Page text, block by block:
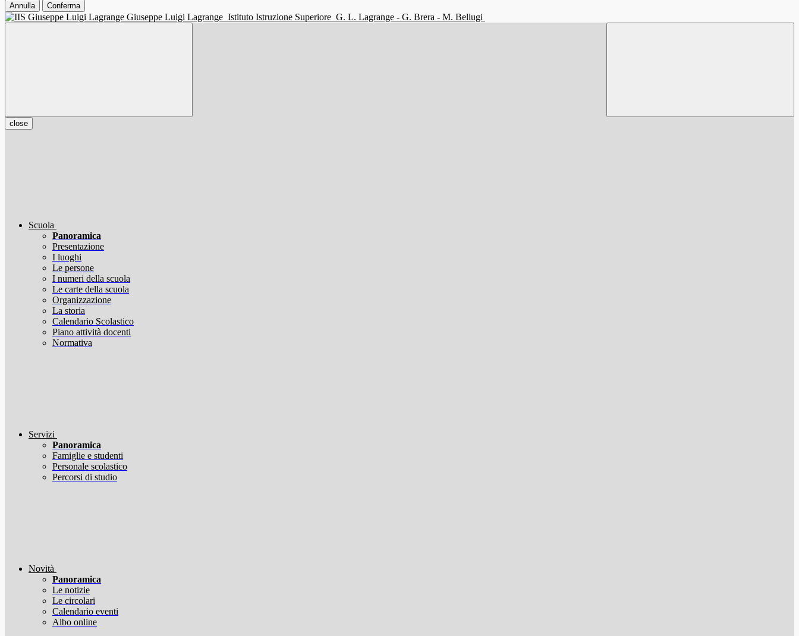
Annulla Conferma
Giuseppe Luigi Lagrange Istituto Istruzione Superiore G. L. Lagrange - G. Brera - M. Bellugi
close
Scuola
Panoramica
Presentazione
I luoghi
Le persone
I numeri della scuola
Le carte della scuola
Organizzazione
La storia
Calendario Scolastico
Piano attività docenti
Normativa
Servizi
Panoramica
Famiglie e studenti
Personale scolastico
Percorsi di studio
Novità
Panoramica
Le notizie
Le circolari
Calendario eventi
Albo online